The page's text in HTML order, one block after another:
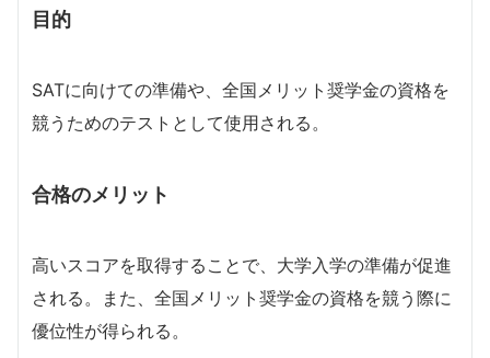
目的
SATに向けての準備や、全国メリット奨学金の資格を
競うためのテストとして使用される。
合格のメリット
高いスコアを取得することで、大学入学の準備が促進
される。また、全国メリット奨学金の資格を競う際に
優位性が得られる。